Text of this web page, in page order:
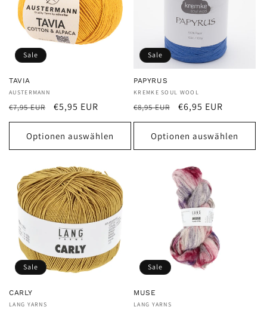
Sale
TAVIA
Anbieter:
AUSTERMANN
Normaler
Preis
€7,95 EUR Verkaufspreis
€5,95 EUR
Optionen auswählen
Sale
PAPYRUS
Anbieter:
KREMKE SOUL WOOL
Normaler
Preis
€8,95 EUR Verkaufspreis
€6,95 EUR
Optionen auswählen
Sale
CARLY
Anbieter:
LANG YARNS
Sale
MUSE
Anbieter:
LANG YARNS